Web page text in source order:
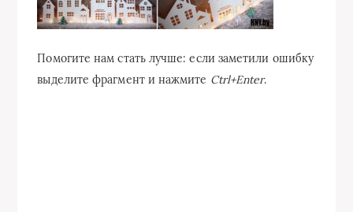
Помогите нам стать лучше: если заметили ошибку
выделите фрагмент и нажмите Ctrl+Enter.